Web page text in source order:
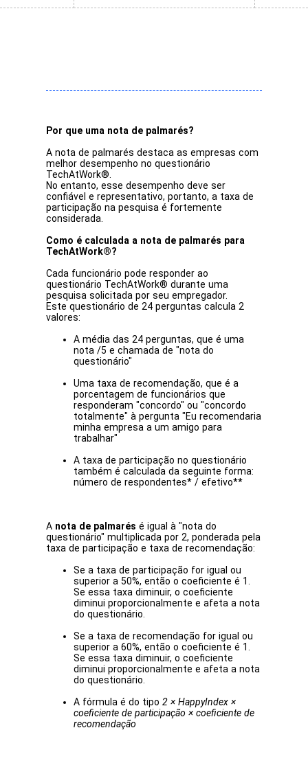
Por que uma nota de palmarés?
A nota de palmarés destaca as empresas com
melhor desempenho no questionário
TechAtWork®.
No entanto, esse desempenho deve ser
confiável e representativo, portanto, a taxa de
participação na pesquisa é fortemente
considerada.
Como é calculada a nota de palmarés para
TechAtWork®?
Cada funcionário pode responder ao
questionário TechAtWork® durante uma
pesquisa solicitada por seu empregador.
Este questionário de 24 perguntas calcula 2
valores:
A média das 24 perguntas, que é uma
nota /5 e chamada de "nota do
questionário"
Uma taxa de recomendação, que é a
porcentagem de funcionários que
responderam "concordo" ou "concordo
totalmente" à pergunta "Eu recomendaria
minha empresa a um amigo para
trabalhar"
A taxa de participação no questionário
também é calculada da seguinte forma:
número de respondentes* / efetivo**
A nota de palmarés é igual à "nota do
questionário" multiplicada por 2, ponderada pela
taxa de participação e taxa de recomendação:
Se a taxa de participação for igual ou
superior a 50%, então o coeficiente é 1.
Se essa taxa diminuir, o coeficiente
diminui proporcionalmente e afeta a nota
do questionário.
Se a taxa de recomendação for igual ou
superior a 60%, então o coeficiente é 1.
Se essa taxa diminuir, o coeficiente
diminui proporcionalmente e afeta a nota
do questionário.
A fórmula é do tipo2 × HappyIndex ×
coeficiente de participação × coeficiente de
recomendação